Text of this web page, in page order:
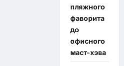
пляжного
фаворита
до
офисного
маст-хэва